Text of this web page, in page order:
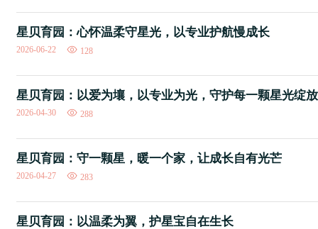
星贝育园：心怀温柔守星光，以专业护航慢成长
2026-06-22 128
星贝育园：以爱为壤，以专业为光，守护每一颗星光绽放
2026-04-30 288
星贝育园：守一颗星，暖一个家，让成长自有光芒
2026-04-27 283
星贝育园：以温柔为翼，护星宝自在生长